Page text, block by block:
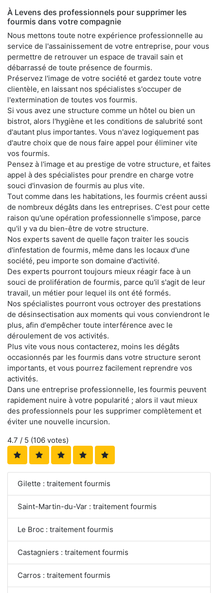
À Levens des professionnels pour supprimer les
fourmis dans votre compagnie
Nous mettons toute notre expérience professionnelle au
service de l'assainissement de votre entreprise, pour vous
permettre de retrouver un espace de travail sain et
débarrassé de toute présence de fourmis.
Préservez l'image de votre société et gardez toute votre
clientèle, en laissant nos spécialistes s'occuper de
l'extermination de toutes vos fourmis.
Si vous avez une structure comme un hôtel ou bien un
bistrot, alors l'hygiène et les conditions de salubrité sont
d'autant plus importantes. Vous n'avez logiquement pas
d'autre choix que de nous faire appel pour éliminer vite
vos fourmis.
Pensez à l'image et au prestige de votre structure, et faites
appel à des spécialistes pour prendre en charge votre
souci d'invasion de fourmis au plus vite.
Tout comme dans les habitations, les fourmis créent aussi
de nombreux dégâts dans les entreprises. C'est pour cette
raison qu'une opération professionnelle s'impose, parce
qu'il y va du bien-être de votre structure.
Nos experts savent de quelle façon traiter les soucis
d'infestation de fourmis, même dans les locaux d'une
société, peu importe son domaine d'activité.
Des experts pourront toujours mieux réagir face à un
souci de prolifération de fourmis, parce qu'il s'agit de leur
travail, un métier pour lequel ils ont été formés.
Nos spécialistes pourront vous octroyer des prestations
de désinsectisation aux moments qui vous conviendront le
plus, afin d'empêcher toute interférence avec le
déroulement de vos activités.
Plus vite vous nous contacterez, moins les dégâts
occasionnés par les fourmis dans votre structure seront
importants, et vous pourrez facilement reprendre vos
activités.
Dans une entreprise professionnelle, les fourmis peuvent
rapidement nuire à votre popularité ; alors il vaut mieux
des professionnels pour les supprimer complètement et
éviter une nouvelle incursion.
4.7 / 5 (106 votes)
Gilette : traitement fourmis
Saint-Martin-du-Var : traitement fourmis
Le Broc : traitement fourmis
Castagniers : traitement fourmis
Carros : traitement fourmis